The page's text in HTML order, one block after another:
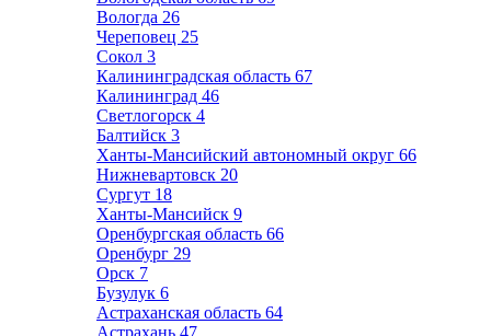
Вологда 26
Череповец 25
Сокол 3
Калининградская область 67
Калининград 46
Светлогорск 4
Балтийск 3
Ханты-Мансийский автономный округ 66
Нижневартовск 20
Сургут 18
Ханты-Мансийск 9
Оренбургская область 66
Оренбург 29
Орск 7
Бузулук 6
Астраханская область 64
Астрахань 47